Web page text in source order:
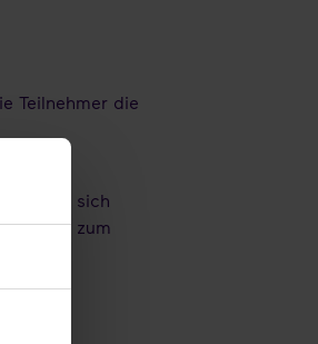
Teilnehmer die
haben, sich
die zum